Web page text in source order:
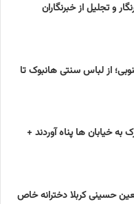
و تجلیل از خبرنگاران
از لباس سنتی هانبوک تا
خیابان ها پناه آوردند +
حسینی کربلا دخترانه خاص